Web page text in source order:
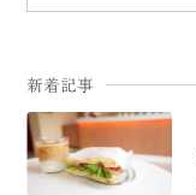
新着記事